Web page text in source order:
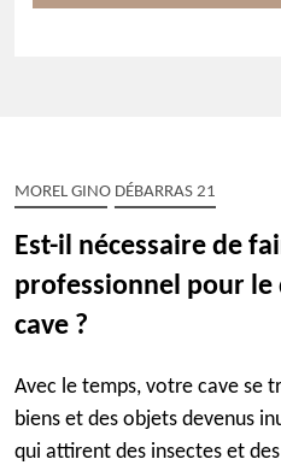
MOREL GINO DÉBARRAS 21
Est-il nécessaire de
professionnel pour le
cave ?
Avec le temps, votre cave se
biens et des objets devenus
qui attirent des insectes et